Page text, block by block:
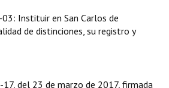
Instituir en San Carlos de
de distinciones, su registro y
del 23 de marzo de 2017, firmada